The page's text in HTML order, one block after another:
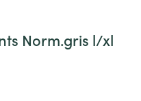
Norm.gris l/xl